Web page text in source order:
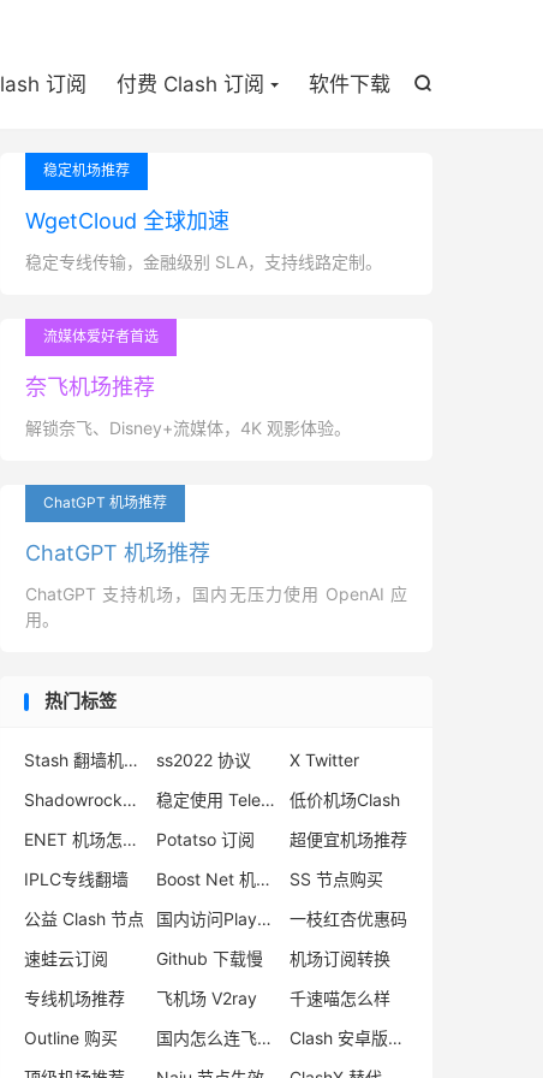

订阅 付费 Clash 订阅 软件下载
稳定机场推荐
WgetCloud 全球加速
稳定专线传输，金融级别 SLA，支持线路定制。
流媒体爱好者首选
奈飞机场推荐
解锁奈飞、Disney+流媒体，4K 观影体验。
ChatGPT 机场推荐
ChatGPT 机场推荐
ChatGPT 支持机场，国内无压力使用 OpenAI 应
用。
热门标签
Stash 翻墙机场推荐 ss2022 协议
X Twitter
Shadowrocket 地址
稳定使用 Telegram 方法
低价机场Clash
ENET 机场怎么样
Potatso 订阅
超便宜机场推荐
IPLC专线翻墙
Boost Net 机场怎么样
SS 节点购买
公益 Clash 节点
国内访问Play商店
一枝红杏优惠码
速蛙云订阅
Github 下载慢
机场订阅转换
专线机场推荐
飞机场 V2ray
千速喵怎么样
Outline 购买
国内怎么连飞机软件
Clash 安卓版下载